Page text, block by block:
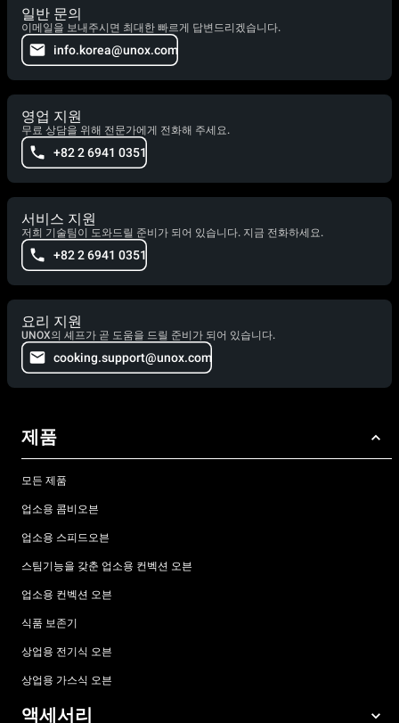
일반 문의
이메일을 보내주시면 최대한 빠르게 답변드리겠습니다.
info.korea@unox.com
영업 지원
무료 상담을 위해 전문가에게 전화해 주세요.
+82 2 6941 0351
서비스 지원
저희 기술팀이 도와드릴 준비가 되어 있습니다. 지금 전화하세요.
+82 2 6941 0351
요리 지원
UNOX의 셰프가 곧 도움을 드릴 준비가 되어 있습니다.
cooking.support@unox.com
제품
모든 제품
업소용 콤비오븐
업소용 스피드오븐
스팀기능을 갖춘 업소용 컨벡션 오븐
업소용 컨벡션 오븐
식품 보존기
상업용 전기식 오븐
상업용 가스식 오븐
액세서리